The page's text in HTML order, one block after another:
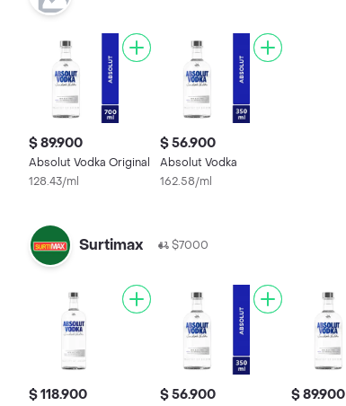
$ 89.900
Absolut Vodka Original
128.43/ml
$ 56.900
Absolut Vodka
162.58/ml
Surtimax $7000
$ 118.900 $ 56.900 $ 89.900